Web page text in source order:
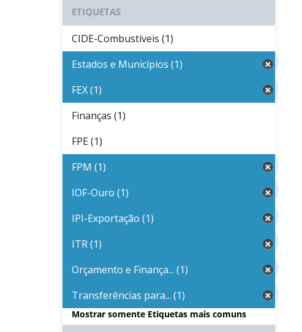
ETIQUETAS
CIDE-Combustíveis (1)
Estados e Municípios (1)
FEX (1)
Finanças (1)
FPE (1)
FPM (1)
IOF-Ouro (1)
IPI-Exportação (1)
ITR (1)
Orçamento e Finança... (1)
Transferências para... (1)
Mostrar somente Etiquetas mais comuns